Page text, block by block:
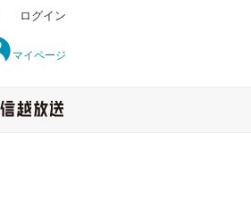
マイページ
ログイン